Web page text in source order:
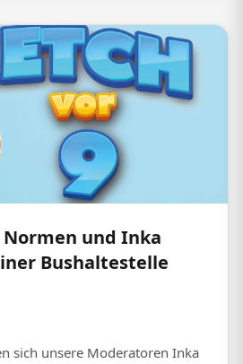
Normen und Inka
Bushaltestelle
sich unsere Moderatoren Inka